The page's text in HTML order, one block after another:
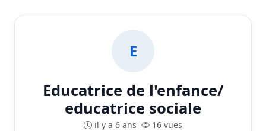
E
Educatrice de l'enfance/
educatrice sociale
il y a 6 ans 16 vues